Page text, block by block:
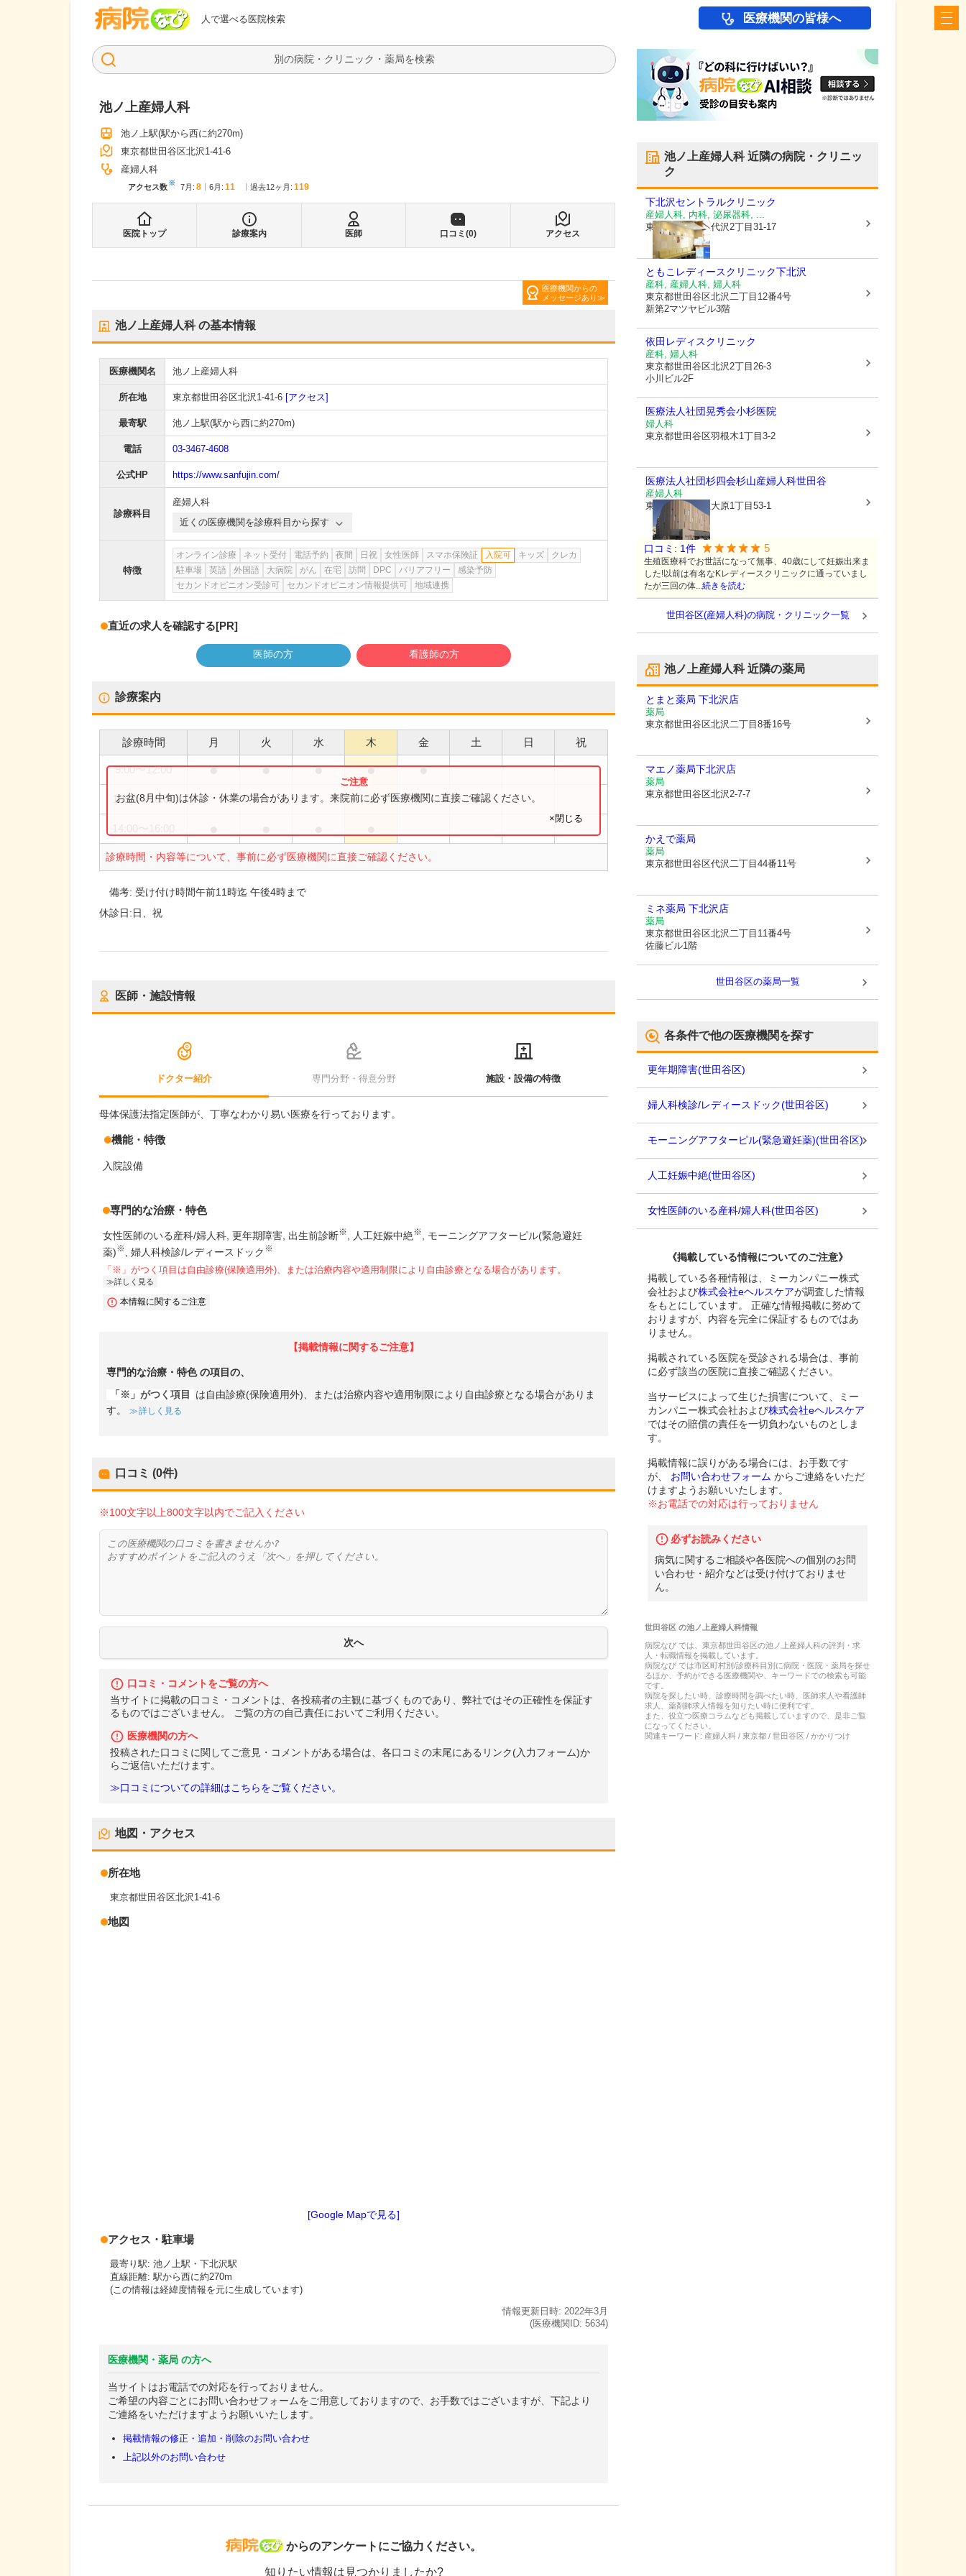
人で選べる医院検索
病院なび 医療機関の皆様へ
検索
池ノ上産婦人科
池ノ上駅(駅から西に約270m)
東京都世田谷区北沢1-41-6
産婦人科
アクセス数※ 7月 : 8 6月 : 11 過去12ヶ月: 119
医院トップ 診療案内 医師 口コミ(0) アクセス
医療機関からの
メッセージあり
池ノ上産婦人科の基本情報
医療機関名 池ノ上産婦人科
所在地 東京都世田谷区北沢1-41-6 [アクセス]
最寄駅 池ノ上駅(駅から西に約270m)
電話 03-3467-4608
公式HP https://www.sanfujin.com/
診療科目
産婦人科
近くの医療機関を診療科目から探す
特徴
オンライン診療 ネット受付 電話予約 夜間 日祝 女性医師 スマホ保険証 入院可 キッズ
クレカ
駐車場
英語 外国語 大病院 がん 在宅 訪問 DPC バリアフリー
感染予防
セカンドオピニオン受診可
セカンドオピニオン情報提供可 地域連携
直近の求人を確認する[PR]
医師の方 看護師の方
診療案内
診療時間 月 火 水 木 金 土 日 祝
9:00〜12:00 ● ● ● ● ●
13:30〜16:00 ●
診療時間・内容等について、事前に必ず医療機関に直接ご確認ください。
お盆(8月中旬)は休診・休業の場合があります。来院前に必ず医療機関に直接ご確認ください。
×閉じる
備考:受け付け時間午前11時迄 午後4時まで
休診日:日、祝
医師・施設情報
ドクター紹介 専門分野・得意分野 施設・設備の特徴
母体保護法指定医師が、丁寧なわかり易い医療を行っております。
機能・特徴
入院設備
専門的な治療・特色
女性医師のいる産科/婦人科 更年期障害 出生前診断※ 人工妊娠中絶※
モーニングアフターピル(緊急避妊
薬)※ 婦人科検診/レディースドック ※
「※」がつく項目は自由診療(保険適用外)、または治療内容や適用制限により自由診療となる場合があります。
詳しく見る
本情報に関するご注意
【掲載情報に関するご注意】
専門的な治療・特色の項目の、
「※」がつく項目
は自由診療(保険適用外)、または治療内容や適用制限により自由診療となる場合がありま
す。
詳しく見る
口コミ (0件)
※100文字以上800文字以内でご記入ください
口コミ・コメントをご覧の方へ
当サイトに掲載の口コミ・コメントは、各投稿者の主観に基づくものであり、弊社ではその正確性を保証す
るものではございません。 ご覧の方の自己責任においてご利用ください。
医療機関の方へ
投稿された口コミに関してご意見・コメントがある場合は、各口コミの末尾にあるリンク(入力フォーム)か
らご返信いただけます。
≫口コミについての詳細はこちらをご覧ください。
地図・アクセス
所在地
東京都世田谷区北沢1-41-6
地図
[Google Mapで見る]
アクセス・駐車場
最寄り駅: 池ノ上駅・下北沢駅
直線距離: 駅から西に約270m
(この情報は経緯度情報を元に生成しています)
情報更新日時: 2022年3月
(医療機関ID: 5634)
医療機関・薬局 の方へ
当サイトはお電話での対応を行っておりません。
ご希望の内容ごとにお問い合わせフォームをご用意しておりますので、お手数ではございますが、下記より
ご連絡をいただけますようお願いいたします。
掲載情報の修正・追加・削除のお問い合わせ
上記以外のお問い合わせ
病院なび
からのアンケートにご協力ください。
知りたい情報は見つかりましたか?
池ノ上産婦人科近隣の病院・クリニッ
ク
下北沢セントラルクリニック
産婦人科, 内科, 泌尿器科, ...
東京都世田谷区代沢2丁目31-17
ともこレディースクリニック下北沢
産科, 産婦人科, 婦人科
東京都世田谷区北沢二丁目12番4号
新第2マツヤビル3階
依田レディスクリニック
産科, 婦人科
東京都世田谷区北沢2丁目26-3
小川ビル2F
医療法人社団晃秀会小杉医院
婦人科
東京都世田谷区羽根木1丁目3-2
医療法人社団杉四会杉山産婦人科世田谷
産婦人科
東京都世田谷区大原1丁目53-1
口コミ: 1件 5
生殖医療科でお世話になって無事、40歳にして妊娠出来ま
した!以前は有名なKレディースクリニックに通っていまし
たが三回の体...続きを読む
世田谷区(産婦人科)の病院・クリニック一覧
池ノ上産婦人科近隣の薬局
とまと薬局 下北沢店
薬局
東京都世田谷区北沢二丁目8番16号
マエノ薬局下北沢店
薬局
東京都世田谷区北沢2-7-7
かえで薬局
薬局
東京都世田谷区代沢二丁目44番11号
ミネ薬局 下北沢店
薬局
東京都世田谷区北沢二丁目11番4号
佐藤ビル1階
世田谷区の薬局一覧
各条件で他の医療機関を探す
更年期障害(世田谷区)
婦人科検診/レディースドック(世田谷区)
モーニングアフターピル(緊急避妊薬)(世田谷区)
人工妊娠中絶(世田谷区)
女性医師のいる産科/婦人科(世田谷区)
《掲載している情報についてのご注意》
掲載している各種情報は、ミーカンパニー株式
会社および株式会社eヘルスケアが調査した情報
をもとにしています。 正確な情報掲載に努めて
おりますが、内容を完全に保証するものではあ
りません。
掲載されている医院を受診される場合は、事前
に必ず該当の医院に直接ご確認ください。
当サービスによって生じた損害について、ミー
カンパニー株式会社および株式会社eヘルスケア
ではその賠償の責任を一切負わないものとしま
す。
掲載情報に誤りがある場合には、お手数です
が、
お問い合わせフォーム からご連絡をいただ
けますようお願いいたします。
※お電話での対応は行っておりません
必ずお読みください
病気に関するご相談や各医院への個別のお問
い合わせ・紹介などは受け付けておりませ
ん。
世田谷区の池ノ上産婦人科情報
病院なび では、 東京都世田谷区の池ノ上産婦人科の評判・求
人・転職情報を掲載しています。
病院なび では市区町村別/診療科目別に病院・医院・薬局を探せ
るほか、予約ができる医療機関や、キーワードでの検索も可能
です。
病院を探したい時、診療時間を調べたい時、医師求人や看護師
求人、薬剤師求人情報を知りたい時に便利です。
また、役立つ医療コラムなども掲載していますので、是非ご覧
になってください。
関連キーワード: 産婦人科 / 東京都 / 世田谷区 / かかりつけ